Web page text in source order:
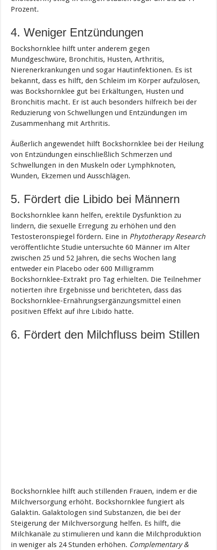
Prozent.
4. Weniger Entzündungen
Bockshornklee hilft unter anderem gegen
Mundgeschwüre, Bronchitis, Husten, Arthritis,
Nierenerkrankungen und sogar Hautinfektionen. Es ist
bekannt, dass es hilft, den Schleim im Körper aufzulösen,
was Bockshornklee gut bei Erkältungen, Husten und
Bronchitis macht. Er ist auch besonders hilfreich bei der
Reduzierung von Schwellungen und Entzündungen im
Zusammenhang mit Arthritis.
Äußerlich angewendet hilft Bockshornklee bei der Heilung
von Entzündungen einschließlich Schmerzen und
Schwellungen in den Muskeln oder Lymphknoten,
Wunden, Ekzemen und Ausschlägen.
5. Fördert die Libido bei Männern
Bockshornklee kann helfen, erektile Dysfunktion zu
lindern, die sexuelle Erregung zu erhöhen und den
Testosteronspiegel fördern. Eine in Phytotherapy Research
veröffentlichte Studie untersuchte 60 Männer im Alter
zwischen 25 und 52 Jahren, die sechs Wochen lang
entweder ein Placebo oder 600 Milligramm
Bockshornklee-Extrakt pro Tag erhielten. Die Teilnehmer
notierten ihre Ergebnisse und berichteten, dass das
Bockshornklee-Ernährungsergänzungsmittel einen
positiven Effekt auf ihre Libido hatte.
6. Fördert den Milchfluss beim Stillen
Bockshornklee hilft auch stillenden Frauen, indem er die
Milchversorgung erhöht. Bockshornklee fungiert als
Galaktin. Galaktologen sind Substanzen, die bei der
Steigerung der Milchversorgung helfen. Es hilft, die
Milchkanäle zu stimulieren und kann die Milchproduktion
in weniger als 24 Stunden erhöhen. Complementary &